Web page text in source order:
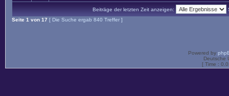
Beiträge der letzten Zeit anzeigen:
Seite 1 von 17 [ Die Suche ergab 840 Treffer ]
Powered by
Deutsche
[ Time :